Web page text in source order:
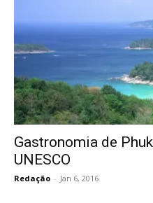
Gastronomia de
UNESCO
Redação - Jan 6, 2016